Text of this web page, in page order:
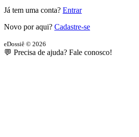
Já tem uma conta? Entrar
Novo por aqui? Cadastre-se
eDossiê © 2026
💬 Precisa de ajuda? Fale conosco!